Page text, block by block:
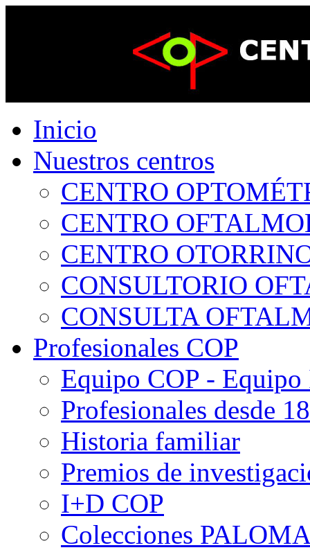
Inicio
Nuestros centros
CENTRO
CENTRO
CENTRO
CONSULTORIO
CONSULTA
Profesionales COP
Equipo COP -
Profesionales desde
Historia familiar
Premios de
I+D COP
Colecciones